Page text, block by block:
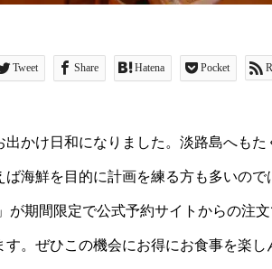
Tweet Share Hatena Pocket
出かけ日和になりました。淡路島へも
ば海鮮を目的に計画を練る方も多いの
が期間限定で公式予約サイトからの注
。ぜひこの機会にお得にお食事を楽し